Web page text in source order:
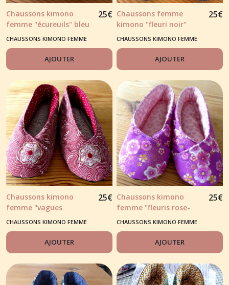
Chaussons kimono
femme "écureuils" bleu
fond écru
25€
CHAUSSONS KIMONO FEMME
AJOUTER
Chaussons femme
kimono "fleuri noir"
fond blanc
25€
CHAUSSONS KIMONO FEMME
AJOUTER
Chaussons kimono
femme "vagues
japonaises" rouge
25€
CHAUSSONS KIMONO FEMME
AJOUTER
Chaussons kimono
femme "fleuris rose-
mauve"
25€
CHAUSSONS KIMONO FEMME
AJOUTER